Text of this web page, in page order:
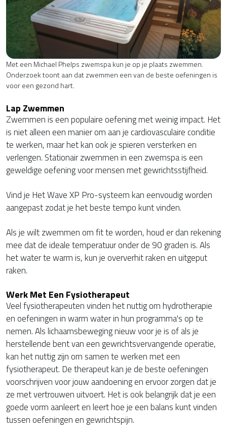
Met een Michael Phelps zwemspa kun je op je plaats zwemmen.
Onderzoek toont aan dat zwemmen een van de beste oefeningen is
voor een gezond hart.
Lap Zwemmen
Zwemmen is een populaire oefening met weinig impact. Het
is niet alleen een manier om aan je cardiovasculaire conditie
te werken, maar het kan ook je spieren versterken en
verlengen. Stationair zwemmen in een zwemspa is een
geweldige oefening voor mensen met gewrichtsstijfheid.
Vind je Het Wave XP Pro-systeem kan eenvoudig worden
aangepast zodat je het beste tempo kunt vinden.
Als je wilt zwemmen om fit te worden, houd er dan rekening
mee dat de ideale temperatuur onder de 90 graden is. Als
het water te warm is, kun je oververhit raken en uitgeput
raken.
Werk Met Een Fysiotherapeut
Veel fysiotherapeuten vinden het nuttig om hydrotherapie
en oefeningen in warm water in hun programma's op te
nemen. Als lichaamsbeweging nieuw voor je is of als je
herstellende bent van een gewrichtsvervangende operatie,
kan het nuttig zijn om samen te werken met een
fysiotherapeut. De therapeut kan je de beste oefeningen
voorschrijven voor jouw aandoening en ervoor zorgen dat je
ze met vertrouwen uitvoert. Het is ook belangrijk dat je een
goede vorm aanleert en leert hoe je een balans kunt vinden
tussen oefeningen en gewrichtspijn.